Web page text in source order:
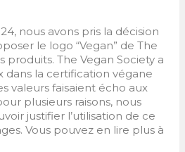
nous avons pris la décision
le logo “Vegan” de The
produits. The Vegan Society a
dans la certification végane
valeurs faisaient écho aux
plusieurs raisons, nous
justifier l’utilisation de ce
Vous pouvez en lire plus à